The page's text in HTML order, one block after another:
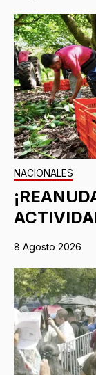
NACIONALES
8 Agosto 2026